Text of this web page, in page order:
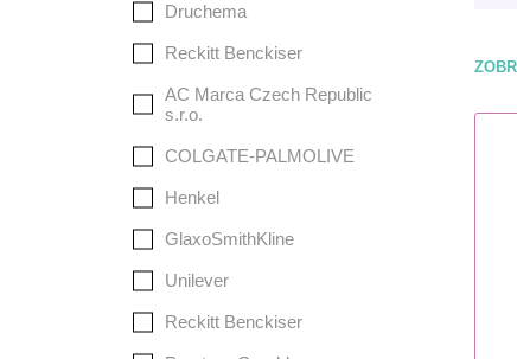
Druchema
Reckitt Benckiser
AC Marca Czech Republic
s.r.o.
COLGATE-PALMOLIVE
Henkel
GlaxoSmithKline
Unilever
Reckitt Benckiser